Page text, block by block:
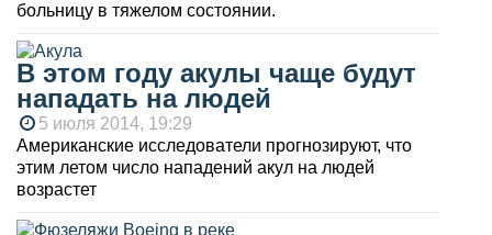
больницу в тяжелом состоянии.
В этом году акулы чаще будут
нападать на людей
5 июля 2014, 19:29
Американские исследователи прогнозируют, что
этим летом число нападений акул на людей
возрастет